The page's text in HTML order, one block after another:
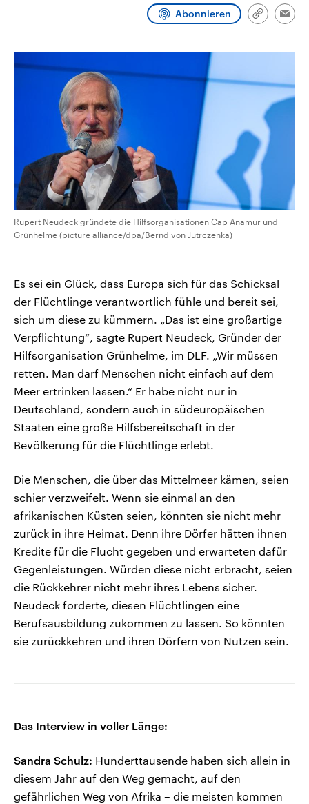
Abonnieren
Link
Rupert Neudeck gründete die Hilfsorganisationen Cap Anamur und
Grünhelme (picture alliance/dpa/Bernd von Jutrczenka)
Es sei ein Glück, dass Europa sich für das Schicksal
der Flüchtlinge verantwortlich fühle und bereit sei,
sich um diese zu kümmern. „Das ist eine großartige
Verpflichtung“, sagte Rupert Neudeck, Gründer der
Hilfsorganisation Grünhelme, im DLF. „Wir müssen
retten. Man darf Menschen nicht einfach auf dem
Meer ertrinken lassen.“ Er habe nicht nur in
Deutschland, sondern auch in südeuropäischen
Staaten eine große Hilfsbereitschaft in der
Bevölkerung für die Flüchtlinge erlebt.
Die Menschen, die über das Mittelmeer kämen, seien
schier verzweifelt. Wenn sie einmal an den
afrikanischen Küsten seien, könnten sie nicht mehr
zurück in ihre Heimat. Denn ihre Dörfer hätten ihnen
Kredite für die Flucht gegeben und erwarteten dafür
Gegenleistungen. Würden diese nicht erbracht, seien
die Rückkehrer nicht mehr ihres Lebens sicher.
Neudeck forderte, diesen Flüchtlingen eine
Berufsausbildung zukommen zu lassen. So könnten
sie zurückkehren und ihren Dörfern von Nutzen sein.
Das Interview in voller Länge:
Sandra Schulz: Hunderttausende haben sich allein in
diesem Jahr auf den Weg gemacht, auf den
gefährlichen Weg von Afrika – die meisten kommen